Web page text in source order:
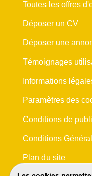
Toutes les offres
Déposer un CV
Déposer une
Témoignages
Informations
Paramètres des
Conditions de
Conditions
Plan du site